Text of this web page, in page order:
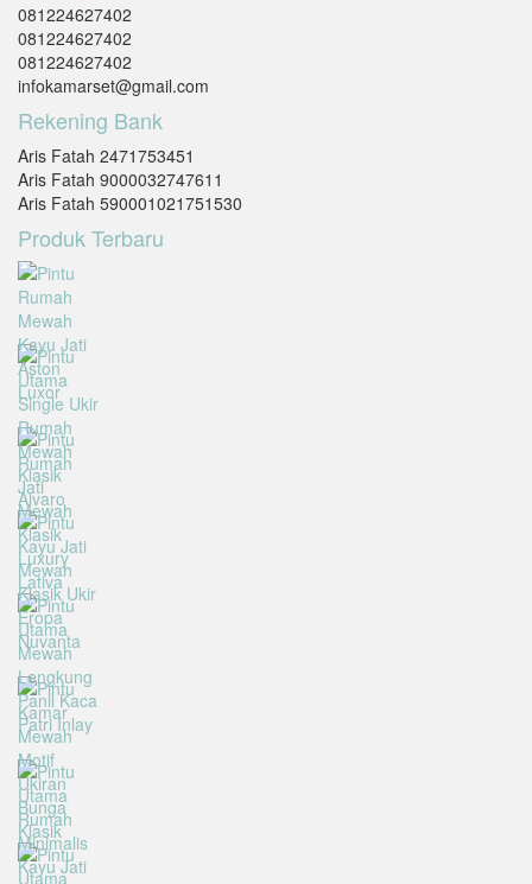
081224627402
081224627402
081224627402
infokamarset@gmail.com
Rekening Bank
Aris Fatah 2471753451
Aris Fatah 9000032747611
Aris Fatah 590001021751530
Produk Terbaru